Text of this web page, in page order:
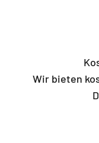
Wir bieten